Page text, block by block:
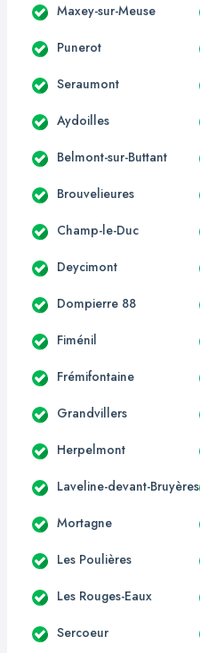
Maxey-sur-Meuse
Punerot
Seraumont
Aydoilles
Belmont-sur-Buttant
Brouvelieures
Champ-le-Duc
Deycimont
Dompierre 88
Fiménil
Frémifontaine
Grandvillers
Herpelmont
Laveline-devant-Bruyères
Mortagne
Les Poulières
Les Rouges-Eaux
Sercoeur